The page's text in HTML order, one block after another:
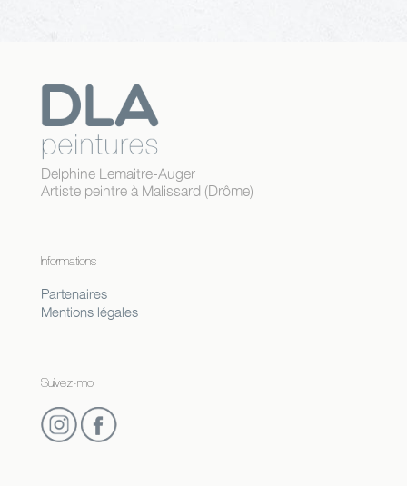
Delphine Lemaitre-Auger
Artiste peintre à Malissard (Drôme)
Informations
Partenaires
Mentions légales
Suivez-moi